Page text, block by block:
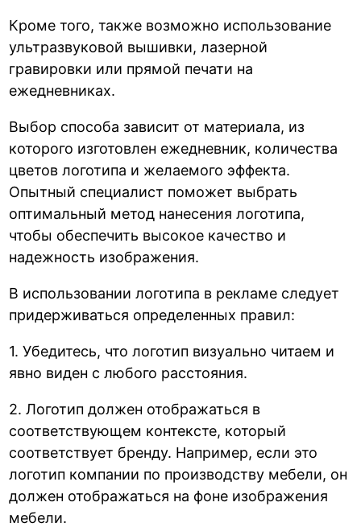
Кроме того, также возможно использование
ультразвуковой вышивки, лазерной
гравировки или прямой печати на
ежедневниках.
Выбор способа зависит от материала, из
которого изготовлен ежедневник, количества
цветов логотипа и желаемого эффекта.
Опытный специалист поможет выбрать
оптимальный метод нанесения логотипа,
чтобы обеспечить высокое качество и
надежность изображения.
В использовании логотипа в рекламе следует
придерживаться определенных правил:
1. Убедитесь, что логотип визуально читаем и
явно виден с любого расстояния.
2. Логотип должен отображаться в
соответствующем контексте, который
соответствует бренду. Например, если это
логотип компании по производству мебели, он
должен отображаться на фоне изображения
мебели.